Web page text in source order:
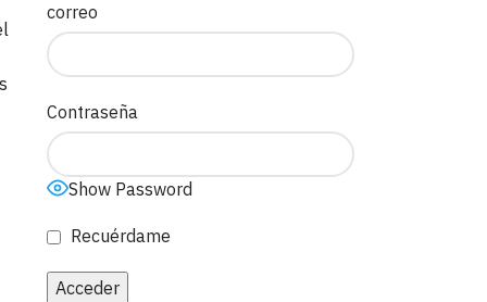
correo
Contraseña
Show Password
Recuérdame